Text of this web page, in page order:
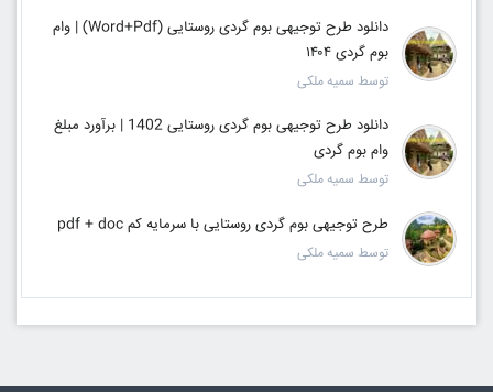
دانلود طرح توجیهی بوم گردی روستایی (Word+Pdf) | وام
بوم گردی ۱۴۰۴
توسط سمیه ملکی
دانلود طرح توجیهی بوم گردی روستایی 1402 | برآورد مبلغ
وام بوم گردی
توسط سمیه ملکی
طرح توجیهی بوم گردی روستایی با سرمایه کم pdf + doc
توسط سمیه ملکی